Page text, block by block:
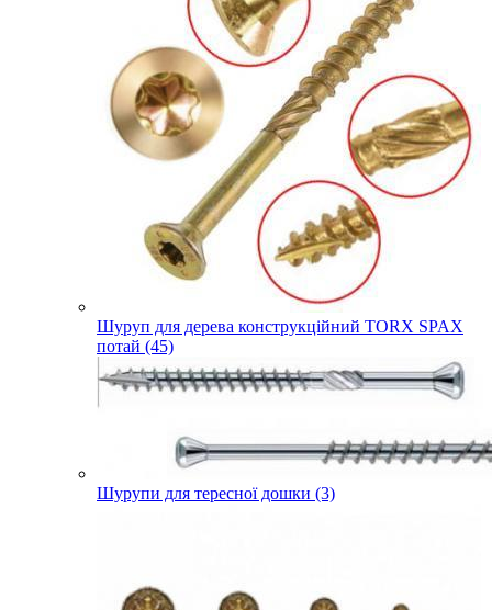
Шуруп для дерева конструкційний TORX SPAX
потай (45)
Шурупи для тересної дошки (3)